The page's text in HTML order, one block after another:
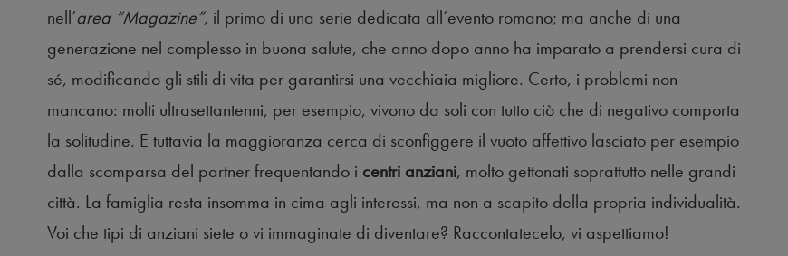
nell’area “Magazine”, il primo di una serie dedicata all’evento romano; ma anche di una
generazione nel complesso in buona salute, che anno dopo anno ha imparato a prendersi cura di
sé, modificando gli stili di vita per garantirsi una vecchiaia migliore. Certo, i problemi non
mancano: molti ultrasettantenni, per esempio, vivono da soli con tutto ciò che di negativo comporta
la solitudine. E tuttavia la maggioranza cerca di sconfiggere il vuoto affettivo lasciato per esempio
dalla scomparsa del partner frequentando i centri anziani, molto gettonati soprattutto nelle grandi
città. La famiglia resta insomma in cima agli interessi, ma non a scapito della propria individualità.
Voi che tipi di anziani siete o vi immaginate di diventare? Raccontatecelo, vi aspettiamo!